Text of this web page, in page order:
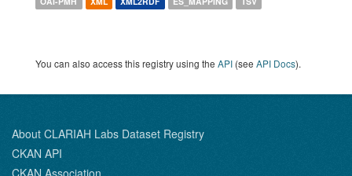
You can also access this registry using the API (see API Docs).
About CLARIAH Labs Dataset Registry
CKAN API
CKAN Association